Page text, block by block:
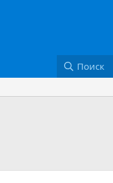
Поиск